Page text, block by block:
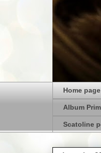
Home page
Album
Scatoline